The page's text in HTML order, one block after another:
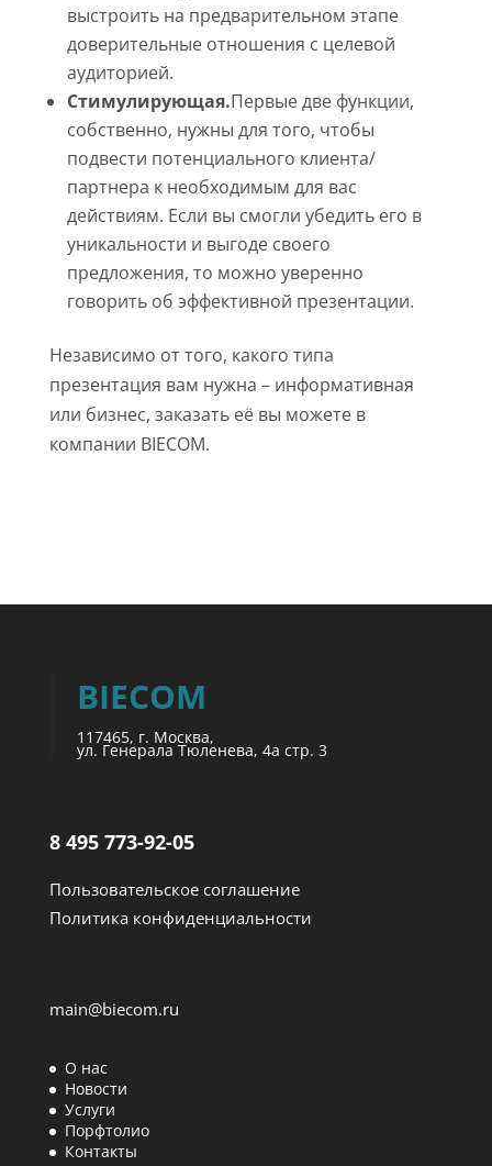
выстроить на предварительном этапе
доверительные отношения с целевой
аудиторией.
Стимулирующая.Первые две функции,
собственно, нужны для того, чтобы
подвести потенциального клиента/
партнера к необходимым для вас
действиям. Если вы смогли убедить его в
уникальности и выгоде своего
предложения, то можно уверенно
говорить об эффективной презентации.
Независимо от того, какого типа
презентация вам нужна – информативная
или бизнес, заказать её вы можете в
компании BIECOM.
BIECOM
117465, г. Москва,
ул. Генерала Тюленева, 4а стр. 3
8 495 773-92-05
Пользовательское соглашение
Политика конфиденциальности
main@biecom.ru
О нас
Новости
Услуги
Порфтолио
Контакты